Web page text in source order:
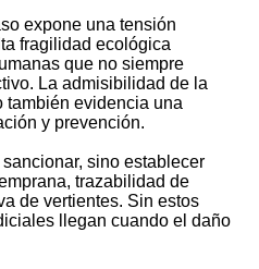
expone una tensión
fragilidad ecológica
que no siempre
La admisibilidad de la
también evidencia una
y prevención.
sino establecer
trazabilidad de
de vertientes. Sin estos
llegan cuando el daño